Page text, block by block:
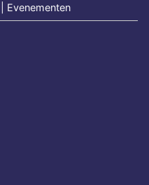
Evenementen